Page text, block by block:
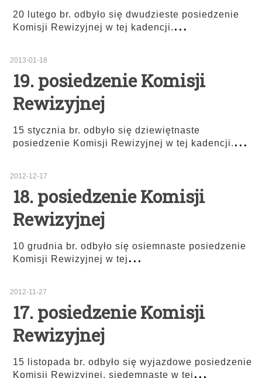
20 lutego br. odbyło się dwudzieste posiedzenie
Komisji Rewizyjnej w tej kadencji....
2013-01-18
19. posiedzenie Komisji
Rewizyjnej
15 stycznia br. odbyło się dziewiętnaste
posiedzenie Komisji Rewizyjnej w tej kadencji. ...
2012-12-17
18. posiedzenie Komisji
Rewizyjnej
10 grudnia br. odbyło się osiemnaste posiedzenie
Komisji Rewizyjnej w tej ...
2012-11-27
17. posiedzenie Komisji
Rewizyjnej
15 listopada br. odbyło się wyjazdowe posiedzenie
Komisji Rewizyjnej, siedemnaste w tej ...